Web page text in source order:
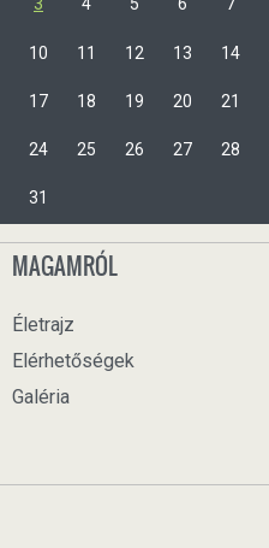
10 11 12 13 14
17 18 19 20 21
24 25 26 27 28
31
MAGAMRÓL
Életrajz
Elérhetőségek
Galéria